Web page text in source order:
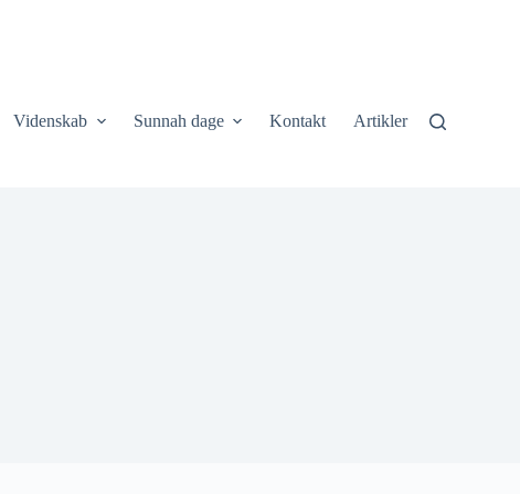
Videnskab Sunnah dage Kontakt Artikler